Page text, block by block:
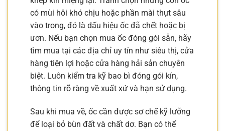
có mùi hôi khó chịu hoặc phần mài thụt sâu
vào trong, đó là dấu hiệu ốc đã chết hoặc bị
ươn. Nếu bạn chọn mua ốc đóng gói sẵn, hãy
tìm mua tại các địa chỉ uy tín như siêu thị, cửa
hàng tiện lợi hoặc cửa hàng hải sản chuyên
biệt. Luôn kiểm tra kỹ bao bì đóng gói kín,
thông tin rõ ràng về xuất xứ và hạn sử dụng.
Sau khi mua về, ốc cần được sơ chế kỹ lưỡng
để loại bỏ bùn đất và chất dơ. Bạn có thể